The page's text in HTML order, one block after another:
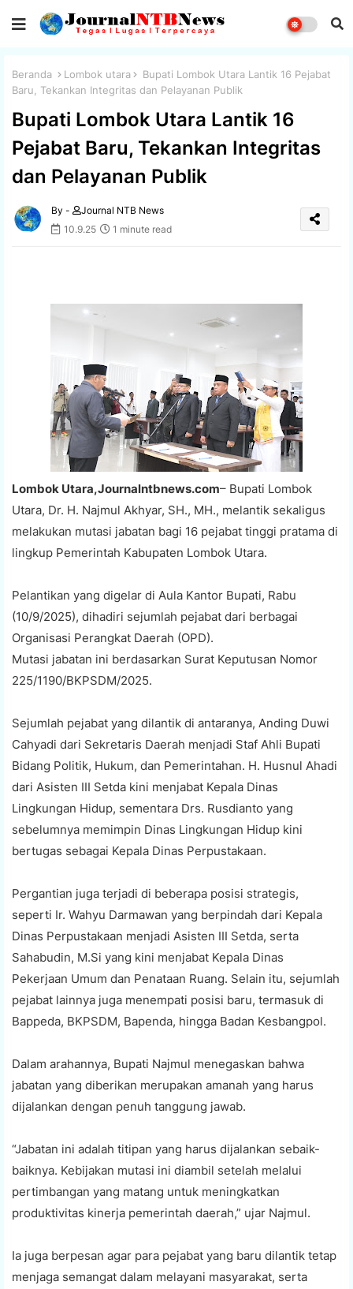
Beranda Lombok utara
Bupati Lombok Utara Lantik 16 Pejabat
Baru, Tekankan Integritas dan Pelayanan Publik
Bupati Lombok Utara Lantik 16
Pejabat Baru, Tekankan Integritas
dan Pelayanan Publik
By -
Journal NTB News
10.9.25
1 minute read
Lombok Utara,Journalntbnews.com– Bupati Lombok
Utara, Dr. H. Najmul Akhyar, SH., MH., melantik sekaligus
melakukan mutasi jabatan bagi 16 pejabat tinggi pratama di
lingkup Pemerintah Kabupaten Lombok Utara.
Pelantikan yang digelar di Aula Kantor Bupati, Rabu
(10/9/2025), dihadiri sejumlah pejabat dari berbagai
Organisasi Perangkat Daerah (OPD).
Mutasi jabatan ini berdasarkan Surat Keputusan Nomor
225/1190/BKPSDM/2025.
Sejumlah pejabat yang dilantik di antaranya, Anding Duwi
Cahyadi dari Sekretaris Daerah menjadi Staf Ahli Bupati
Bidang Politik, Hukum, dan Pemerintahan. H. Husnul Ahadi
dari Asisten III Setda kini menjabat Kepala Dinas
Lingkungan Hidup, sementara Drs. Rusdianto yang
sebelumnya memimpin Dinas Lingkungan Hidup kini
bertugas sebagai Kepala Dinas Perpustakaan.
Pergantian juga terjadi di beberapa posisi strategis,
seperti Ir. Wahyu Darmawan yang berpindah dari Kepala
Dinas Perpustakaan menjadi Asisten III Setda, serta
Sahabudin, M.Si yang kini menjabat Kepala Dinas
Pekerjaan Umum dan Penataan Ruang. Selain itu, sejumlah
pejabat lainnya juga menempati posisi baru, termasuk di
Bappeda, BKPSDM, Bapenda, hingga Badan Kesbangpol.
Dalam arahannya, Bupati Najmul menegaskan bahwa
jabatan yang diberikan merupakan amanah yang harus
dijalankan dengan penuh tanggung jawab.
“Jabatan ini adalah titipan yang harus dijalankan sebaik-
baiknya. Kebijakan mutasi ini diambil setelah melalui
pertimbangan yang matang untuk meningkatkan
produktivitas kinerja pemerintah daerah,” ujar Najmul.
Ia juga berpesan agar para pejabat yang baru dilantik tetap
menjaga semangat dalam melayani masyarakat, serta